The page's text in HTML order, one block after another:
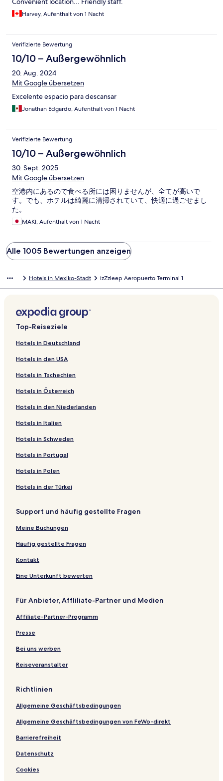
Harvey, Aufenthalt von 1 Nacht
Verifizierte Bewertung
10/10 – Außergewöhnlich
20. Aug. 2024
Mit Google übersetzen
Excelente espacio para descansar
Jonathan Edgardo, Aufenthalt von 1 Nacht
Verifizierte Bewertung
10/10 – Außergewöhnlich
30. Sept. 2025
Mit Google übersetzen
空港内にあるので食べる所には困りませんが、全てが高いで
す。でも、ホテルは綺麗に清掃されていて、快適に過ごせまし
た。
MAKI, Aufenthalt von 1 Nacht
Alle 1005 Bewertungen anzeigen
Hotels in Mexiko-Stadt izZzleep Aeropuerto Terminal 1
Top-Reiseziele
Hotels in Deutschland
Hotels in den USA
Hotels in Tschechien
Hotels in Österreich
Hotels in den Niederlanden
Hotels in Italien
Hotels in Schweden
Hotels in Portugal
Hotels in Polen
Hotels in der Türkei
Support und häufig gestellte Fragen
Meine Buchungen
Häufig gestellte Fragen
Kontakt
Eine Unterkunft bewerten
Für Anbieter, Affliliate-Partner und Medien
Affiliate-Partner-Programm
Presse
Bei uns werben
Reiseveranstalter
Richtlinien
Allgemeine Geschäftsbedingungen
Allgemeine Geschäftsbedingungen von FeWo-direkt
Barrierefreiheit
Datenschutz
Cookies